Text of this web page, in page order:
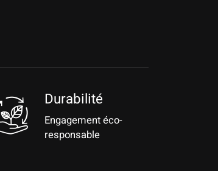
Durabilité
Engagement éco-
responsable